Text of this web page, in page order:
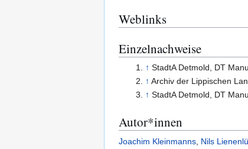
Weblinks
Einzelnachweise
↑ StadtA Detmold, DT
↑ Archiv der Lippischen
↑ StadtA Detmold, DT
Autor*innen
Joachim Kleinmanns, Nils